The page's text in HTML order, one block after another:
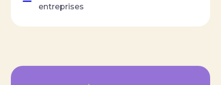
entreprises